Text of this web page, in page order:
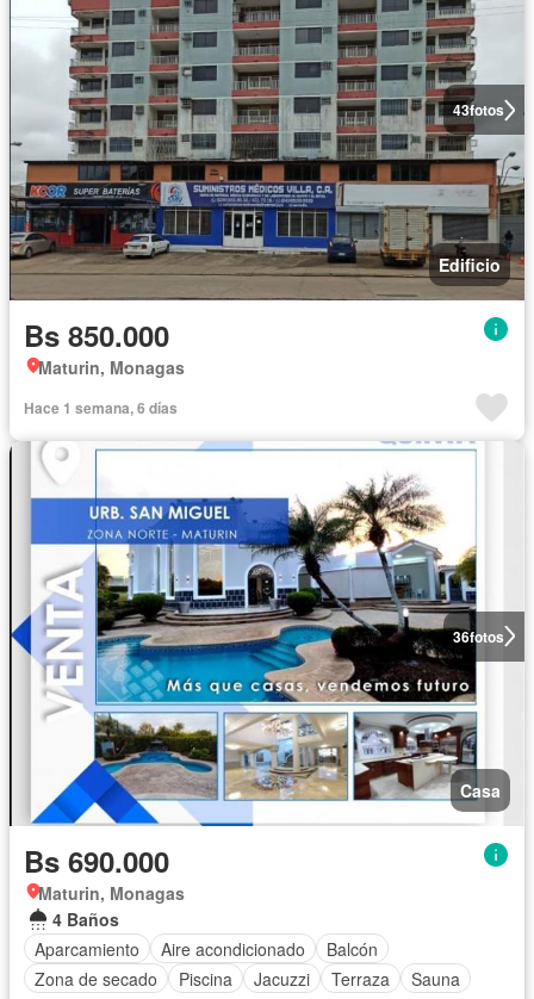
43fotos
Edificio
Bs 850.000
Maturin, Monagas
Hace 1 semana, 6 días
36fotos
Casa
Bs 690.000
Maturin, Monagas
4 Baños
Aparcamiento
Aire acondicionado
Balcón
Zona de secado
Piscina Jacuzzi Terraza Sauna